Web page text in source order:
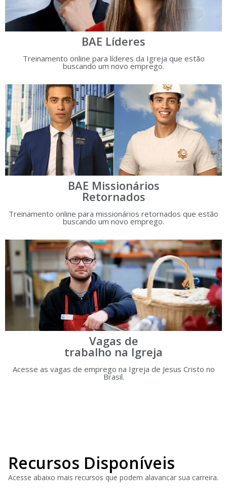
BAE Líderes
Treinamento online para líderes da Igreja que estão
buscando um novo emprego.
BAE Missionários
Retornados
Treinamento online para missionários retornados que estão
buscando um novo emprego.
Vagas de
trabalho na Igreja
Acesse as vagas de emprego na Igreja de Jesus Cristo no
Brasil.
Recursos Disponíveis
Acesse abaixo mais recursos que podem alavancar sua carreira.